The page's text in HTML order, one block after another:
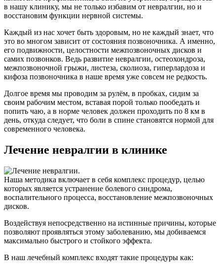
в нашу клинику, мы не только избавим от невралгии, но и
восстановим функции нервной системы.
Каждый из нас хочет быть здоровым, но не каждый знает, что
это во многом зависит от состояния позвоночника. А именно,
его подвижности, целостности межпозвоночных дисков и
самих позвонков. Ведь развитие невралгии, остеохондроза,
межпозвоночной грыжи, листеза, сколиоза, гиперлардоза и
кифоза позвоночника в наше время уже совсем не редкость.
Долгое время мы проводим за рулём, в пробках, сидим за
своим рабочим местом, вставая порой только пообедать и
попить чаю, а в норме человек должен проходить по 8 км в
день, откуда следует, что боли в спине становятся нормой для
современного человека.
Лечение невралгии в клинике
Наша методика включает в себя комплекс процедур, целью
которых является устранение болевого синдрома,
воспалительного процесса, восстановление межпозвоночных
дисков.
Воздействуя непосредственно на истинные причины, которые
позволяют проявляться этому заболеванию, мы добиваемся
максимально быстрого и стойкого эффекта.
В наш лечебный комплекс входят такие процедуры как: